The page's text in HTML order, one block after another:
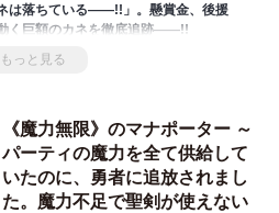
は落ちている――!!」。懸賞金、後援
く巨額のカネを徹底追跡――!!
もっと見る
《魔力無限》のマナポーター ～
パーティの魔力を全て供給して
いたのに、勇者に追放されまし
た。魔力不足で聖剣が使えない